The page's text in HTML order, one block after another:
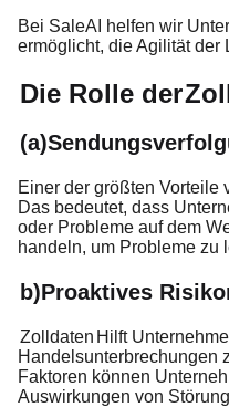
Bei SaleAI helfen wir
ermöglicht, die Agilität der
Die Rolle der
Einer der größten Vorteile
Das bedeutet, dass
oder Probleme auf dem
handeln, um Probleme zu
b)Proaktives
Zolldaten Hilft
Handelsunterbrechungen
Faktoren können
Auswirkungen von